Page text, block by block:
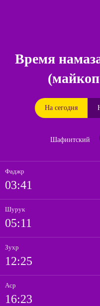
Время
На сегодня
Шафиитский
Фаджр
03:41
Шурук
05:11
Зухр
12:25
Аср
16:23